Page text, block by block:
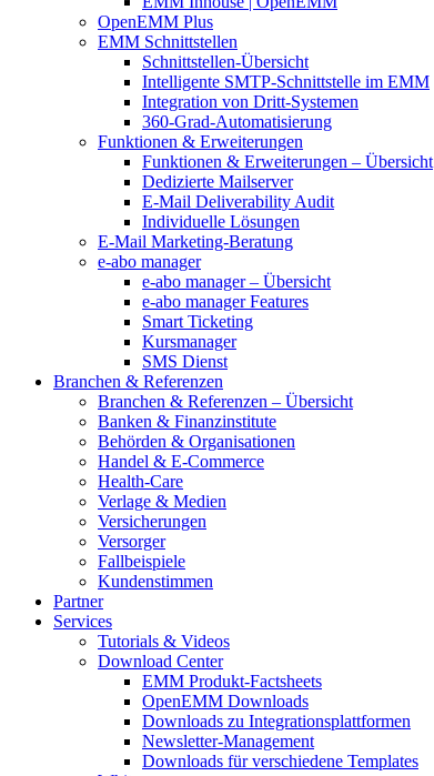
OpenEMM Plus
EMM Schnittstellen
Schnittstellen-Übersicht
Intelligente SMTP-Schnittstelle im EMM
Integration von Dritt-Systemen
360-Grad-Automatisierung
Funktionen & Erweiterungen
Funktionen & Erweiterungen – Übersicht
Dedizierte Mailserver
E-Mail Deliverability Audit
Individuelle Lösungen
E-Mail Marketing-Beratung
e-abo manager
e-abo manager – Übersicht
e-abo manager Features
Smart Ticketing
Kursmanager
SMS Dienst
Branchen & Referenzen
Branchen & Referenzen – Übersicht
Banken & Finanzinstitute
Behörden & Organisationen
Handel & E-Commerce
Health-Care
Verlage & Medien
Versicherungen
Versorger
Fallbeispiele
Kundenstimmen
Partner
Services
Tutorials & Videos
Download Center
EMM Produkt-Factsheets
OpenEMM Downloads
Downloads zu Integrationsplattformen
Newsletter-Management
Downloads für verschiedene Templates